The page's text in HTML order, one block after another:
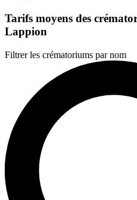
Tarifs moyens des
Lappion
Filtrer les crématoriums par nom